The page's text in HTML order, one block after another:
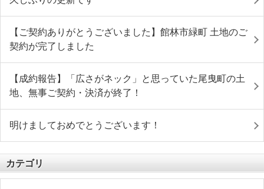
【ご契約ありがとうございました】館林市緑町 土地のご
契約が完了しました
【成約報告】「広さがネック」と思っていた尾曳町の土
地、無事ご契約・決済が終了！
明けましておめでとうございます！
カテゴリ